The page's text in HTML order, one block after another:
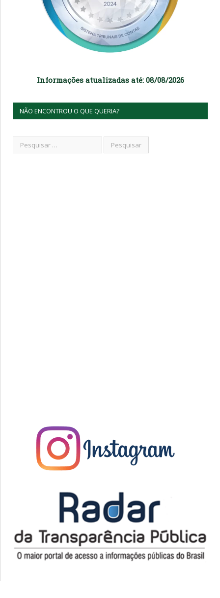
Informações atualizadas até: 08/08/2026
NÃO ENCONTROU O QUE QUERIA?